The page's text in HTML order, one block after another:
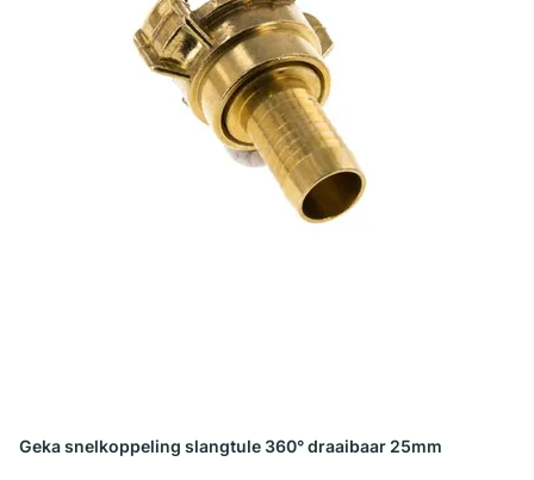
Geka snelkoppeling slangtule 360° draaibaar 25mm